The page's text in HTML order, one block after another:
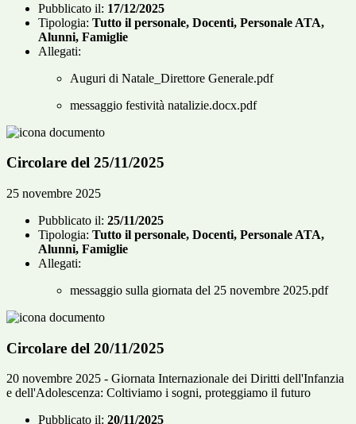
Pubblicato il: 17/12/2025
Tipologia: Tutto il personale, Docenti, Personale ATA,
Alunni, Famiglie
Allegati:
Auguri di Natale_Direttore Generale.pdf
messaggio festività natalizie.docx.pdf
Circolare del 25/11/2025
25 novembre 2025
Pubblicato il: 25/11/2025
Tipologia: Tutto il personale, Docenti, Personale ATA,
Alunni, Famiglie
Allegati:
messaggio sulla giornata del 25 novembre 2025.pdf
Circolare del 20/11/2025
20 novembre 2025 - Giornata Internazionale dei Diritti dell'Infanzia
e dell'Adolescenza: Coltiviamo i sogni, proteggiamo il futuro
Pubblicato il: 20/11/2025